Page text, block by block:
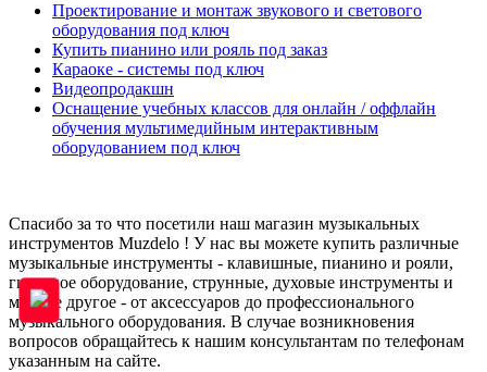
Проектирование и монтаж звукового и светового
оборудования под ключ
Купить пианино или рояль под заказ
Караоке - системы под ключ
Видеопродакшн
Оснащение учебных классов для онлайн / оффлайн
обучения мультимедийным интерактивным
оборудованием под ключ
Спасибо за то что посетили наш магазин музыкальных
инструментов Muzdelo ! У нас вы можете купить различные
музыкальные инструменты - клавишные, пианино и рояли,
гитарное оборудование, струнные, духовые инструменты и
многое другое - от аксессуаров до профессионального
музыкального оборудования. В случае возникновения
вопросов обращайтесь к нашим консультантам по телефонам
указанным на сайте.